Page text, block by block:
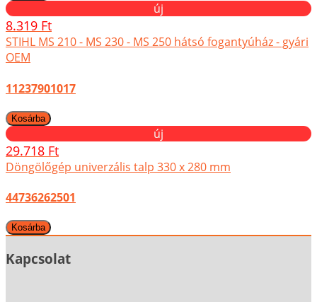
új
8.319 Ft
STIHL MS 210 - MS 230 - MS 250 hátsó fogantyúház - gyári
OEM
11237901017
új
29.718 Ft
Döngölőgép univerzális talp 330 x 280 mm
44736262501
Kapcsolat